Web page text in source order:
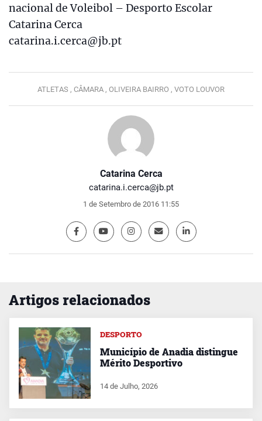
Catarina Cerca
catarina.i.cerca@jb.pt
1 de Setembro de 2016 11:55
nacional de Voleibol – Desporto Escolar
Catarina Cerca
catarina.i.cerca@jb.pt
ATLETAS , CÂMARA , OLIVEIRA BAIRRO , VOTO LOUVOR
Artigos relacionados
DESPORTO
Município de Anadia distingue
Mérito Desportivo
14 de Julho, 2026